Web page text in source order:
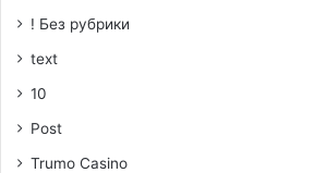
! Без рубрики
text
10
Post
Trumo Casino